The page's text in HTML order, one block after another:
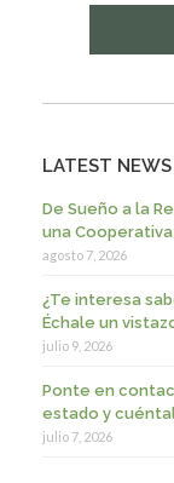
LATEST NEWS
De Sueño a la
una
agosto 7, 2026
¿Te interesa
Échale un
julio 9, 2026
Ponte en
estado y
julio 7, 2026